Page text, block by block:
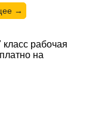
→
рабочая
на